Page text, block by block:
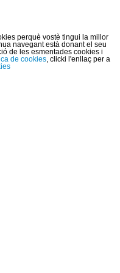
perquè vostè tingui la millor
navegant està donant el seu
de les esmentades cookies i
de cookies, clicki l'enllaç per a